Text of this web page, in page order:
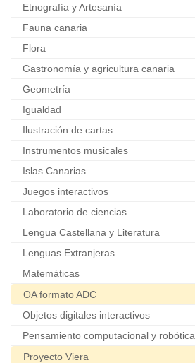
Etnografía y Artesanía
Fauna canaria
Flora
Gastronomía y agricultura canaria
Geometría
Igualdad
Ilustración de cartas
Instrumentos musicales
Islas Canarias
Juegos interactivos
Laboratorio de ciencias
Lengua Castellana y Literatura
Lenguas Extranjeras
Matemáticas
OA formato ADC
Objetos digitales interactivos
Pensamiento computacional y robótica
Proyecto Viera